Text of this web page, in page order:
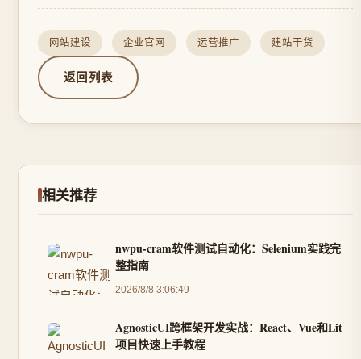
网站建设 企业官网 运营推广 建站干货
返回列表
相关推荐
nwpu-cram软件测试自动化：Selenium实践完
整指南
2026/8/8 3:06:49
AgnosticUI跨框架开发实战：React、Vue和Lit
项目快速上手教程